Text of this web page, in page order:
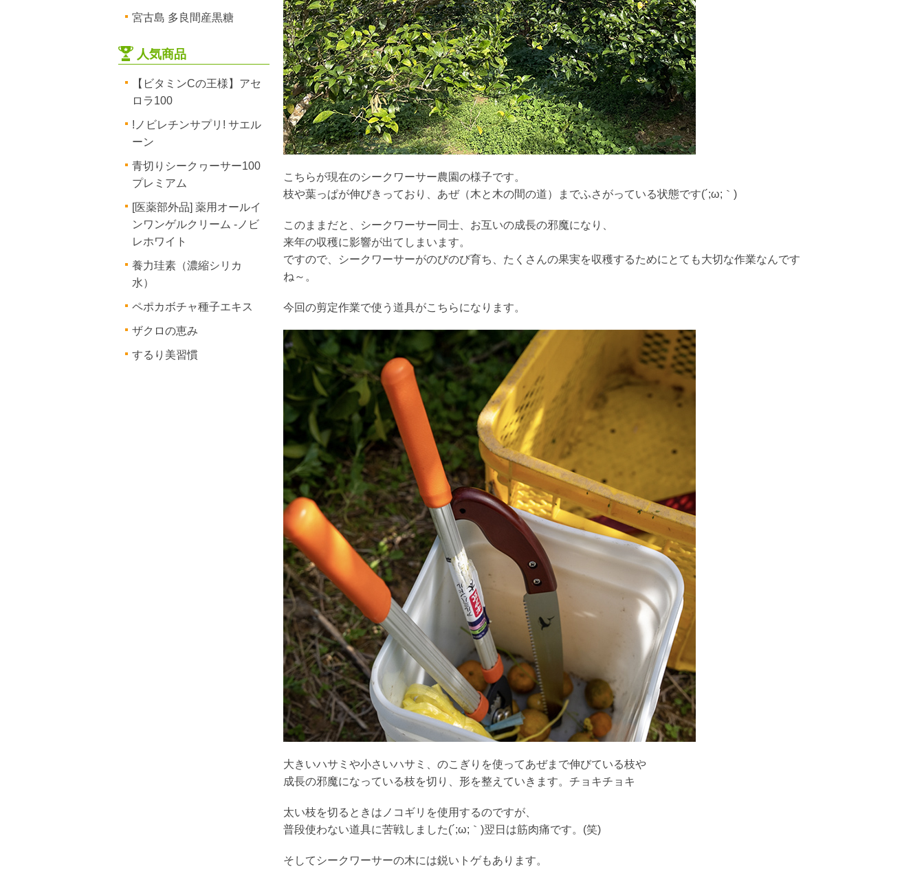
こちらが現在のシークワーサー農園の様子です。
枝や葉っぱが伸びきっており、あぜ（木と木の間の道）までふさがっている状態です(´;ω;｀)
このままだと、シークワーサー同士、お互いの成長の邪魔になり、
来年の収穫に影響が出てしまいます。
ですので、
シークワーサーがのびのび育ち、たくさんの果実を収穫するためにとても大切な作業なんです
ね～。
今回の剪定作業で使う道具がこちらになります。
大きいハサミや小さいハサミ、のこぎりを使ってあぜまで伸びている枝や
成長の邪魔になっている枝を切り、形を整えていきます。チョキチョキ
太い枝を切るときはノコギリを使用するのですが、
普段使わない道具に苦戦しました(´;ω;｀)翌日は筋肉痛です。(笑)
そしてシークワーサーの木には鋭いトゲもあります。
宮古島 多良間産黒糖
人気商品
【ビタミンCの王様】アセ
ロラ100
!ノビレチンサプリ! サエル
ーン
青切りシークヮーサー100
プレミアム
[医薬部外品] 薬用オールイ
ンワンゲルクリーム -ノビ
レホワイト
養力珪素（濃縮シリカ
水）
ペポカボチャ種子エキス
ザクロの恵み
するり美習慣